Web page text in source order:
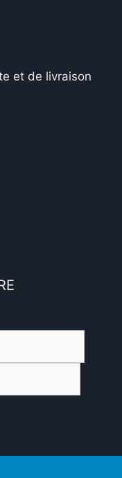
et de livraison